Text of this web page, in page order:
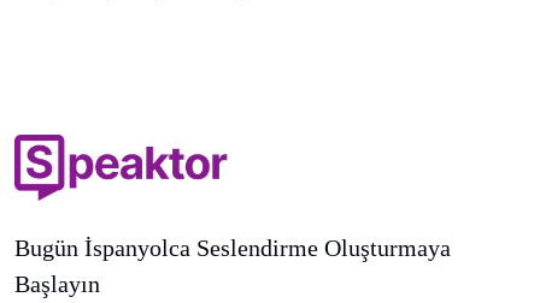
Bugün İspanyolca Seslendirme Oluşturmaya
Başlayın